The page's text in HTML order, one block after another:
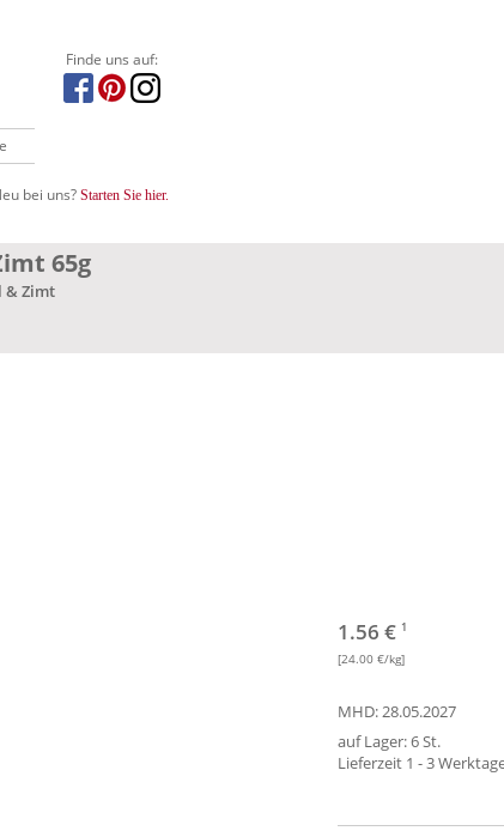
Finde uns auf:
bei uns? Starten Sie hier.
65g
& Zimt
1.56 € 1
[24.00 €/kg]
MHD: 28.05.2027
auf Lager: 6 St.
Lieferzeit 1 - 3